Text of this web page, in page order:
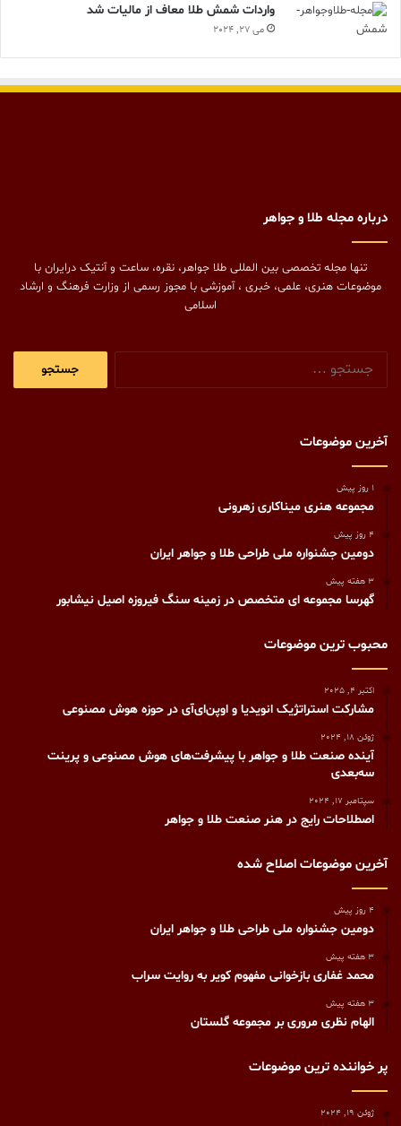
واردات شمش طلا معاف از مالیات شد
می 27, 2024
درباره مجله طلا و جواهر
تنها مجله تخصصی بین المللی طلا جواهر، نقره، ساعت و آنتیک درایران با
موضوعات هنری، علمی، خبری ، آموزشی با مجوز رسمی از وزارت فرهنگ و ارشاد
اسلامی
آخرین موضوعات
1 روز پیش
مجموعه هنری میناکاری زهرونی
4 روز پیش
دومین جشنواره ملی طراحی طلا و جواهر ایران
3 هفته پیش
گهرسا مجموعه ای متخصص در زمینه سنگ فیروزه اصیل نیشابور
محبوب ترین موضوعات
اکتبر 4, 2025
مشارکت استراتژیک انویدیا و اوپن‌ای‌آی در حوزه هوش مصنوعی
ژوئن 18, 2024
آینده صنعت طلا و جواهر با پیشرفت‌های هوش مصنوعی و پرینت
سه‌بعدی
سپتامبر 17, 2024
اصطلاحات رایج در هنر صنعت طلا و جواهر
آخرین موضوعات اصلاح شده
4 روز پیش
دومین جشنواره ملی طراحی طلا و جواهر ایران
3 هفته پیش
محمد غفاری بازخوانی مفهوم کویر به روایت سراب
3 هفته پیش
الهام نظری مروری بر مجموعه گلستان
پر خواننده ترین موضوعات
ژوئن 19, 2024